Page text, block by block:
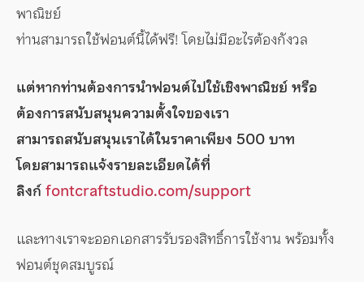
พาณิชย์
ท่านสามารถใช้ฟอนต์นี้ได้ฟรี! โดยไม่มีอะไรต้องกังวล
แต่หากท่านต้องการนำฟอนต์ไปใช้เชิงพาณิชย์ หรือ
ต้องการสนับสนุนความตั้งใจของเรา
สามารถสนับสนุนเราได้ในราคาเพียง 500 บาท
โดยสามารถแจ้งรายละเอียดได้ที่
ลิงก์fontcraftstudio.com/support
และทางเราจะออกเอกสารรับรองสิทธิ์การใช้งาน พร้อมทั้ง
ฟอนต์ชุดสมบูรณ์